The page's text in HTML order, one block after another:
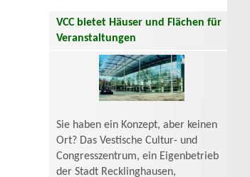
VCC bietet Häuser und Flächen für
Veranstaltungen
Sie haben ein Konzept, aber keinen
Ort? Das Vestische Cultur- und
Congresszentrum, ein Eigenbetrieb
der Stadt Recklinghausen,